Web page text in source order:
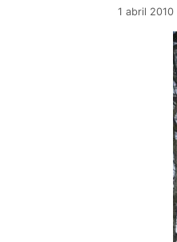
1 abril 2010